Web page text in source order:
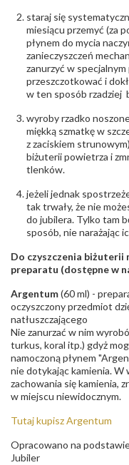
staraj się
miesiącu przemyć (za
płynem do mycia
zanieczyszczeń
zanurzyć w specjalnym
przeszczotkować i
w ten sposób rzadziej
wyroby rzadko
miękką szmatkę w
z zaciskiem
biżuterii powietrza i
tlenków.
jeżeli jednak
tak trwały, że nie
do jubilera. Tylko tam
sposób, nie narażając
Do czyszczenia biżuterii
preparatu (dostępne w
Argentum(60 ml) -
oczyszczony przedmiot
natłuszczającego
Nie zanurzać w nim
turkus, koral itp.) gdyż
namoczoną płynem
nie dotykając kamienia. W
zachowania się kamienia,
w miejscu niewidocznym.
Tutaj kupisz Argentum
Opracowano na
Jubiler